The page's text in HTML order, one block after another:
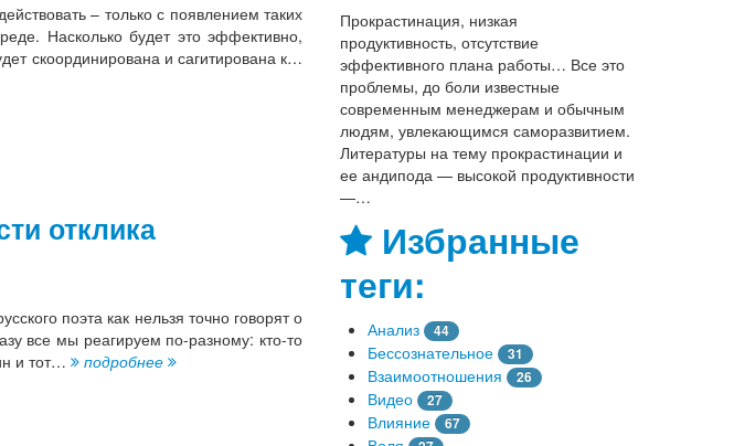
– только с появлением таких
Насколько будет это эффективно,
скоординирована и сагитирована к…
отклика
поэта как нельзя точно говорят о
все мы реагируем по-разному: кто-то
и тот…
подробнее
Прокрастинация, низкая
продуктивность, отсутствие
эффективного плана работы… Все это
проблемы, до боли известные
современным менеджерам и обычным
людям, увлекающимся саморазвитием.
Литературы на тему прокрастинации и
ее андипода — высокой продуктивности
—…
Избранные
теги:
Анализ 44
Бессознательное 31
Взаимоотношения 26
Видео 27
Влияние 67